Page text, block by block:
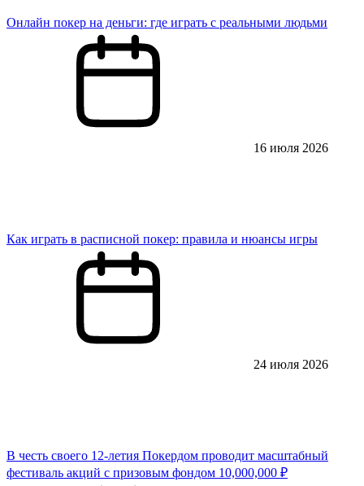
Онлайн покер на деньги: где играть с реальными людьми
16 июля 2026
Как играть в расписной покер: правила и нюансы игры
24 июля 2026
В честь своего 12-летия Покердом проводит масштабный
фестиваль акций с призовым фондом 10,000,000 ₽